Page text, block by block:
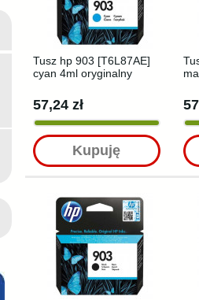
Tusz hp 903 [T6L87AE]
cyan 4ml oryginalny
57,24 zł
Kupuję